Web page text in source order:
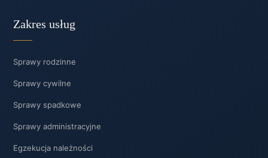
Zakres usług
Sprawy rodzinne
Sprawy cywilne
Sprawy spadkowe
Sprawy administracyjne
Egzekucja należności